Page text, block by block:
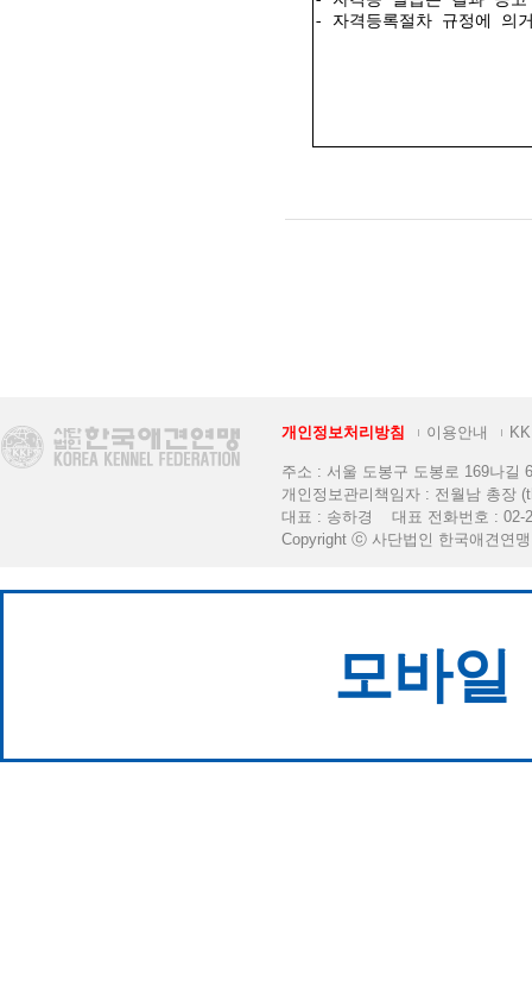
개인정보처리방침 이용안내
주소 : 서울 도봉구 도봉로 169나길
개인정보관리책임자 : 전월남 총장
대표 : 송하경 대표 전화번호 :
Copyright ⓒ 사단법인 한국애견연
모바일